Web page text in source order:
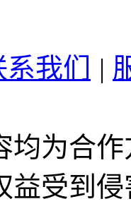
我们 |
均为合
益受到